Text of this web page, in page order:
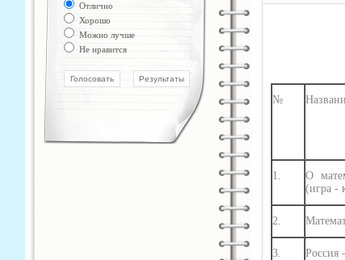
Отлично
Хорошо
Можно лучше
Не нравится
№
1.
О
(игра -
2.
3. Россия